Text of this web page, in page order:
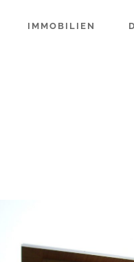
IMMOBILIEN